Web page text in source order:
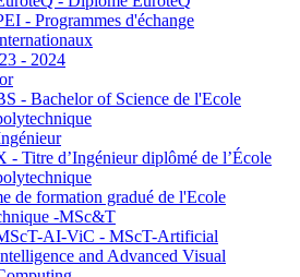
- Programmes d'échange
- 2024
- Bachelor of Science de l'Ecole
- Titre d’Ingénieur diplômé de l’École
de formation gradué de l'Ecole
-MSc&T
AI-ViC - MScT-Artificial
and Advanced Visual